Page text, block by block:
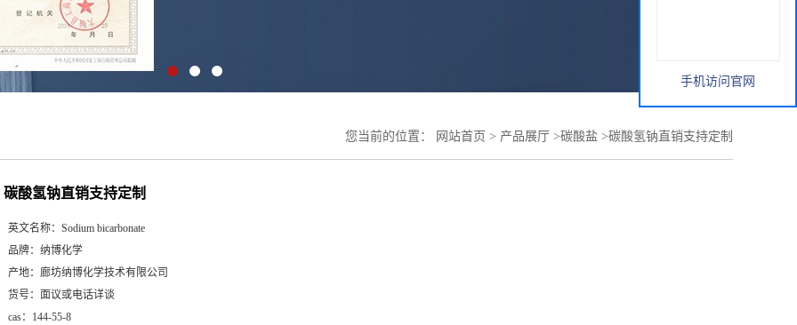
您当前的位置： 网站首页 > 产品展厅 >碳酸盐 >碳酸氢钠直销支持定制
碳酸氢钠直销支持定制
英文名称： Sodium bicarbonate
品牌： 纳博化学
产地： 廊坊纳博化学技术有限公司
货号： 面议或电话详谈
cas： 144-55-8
手机访问官网